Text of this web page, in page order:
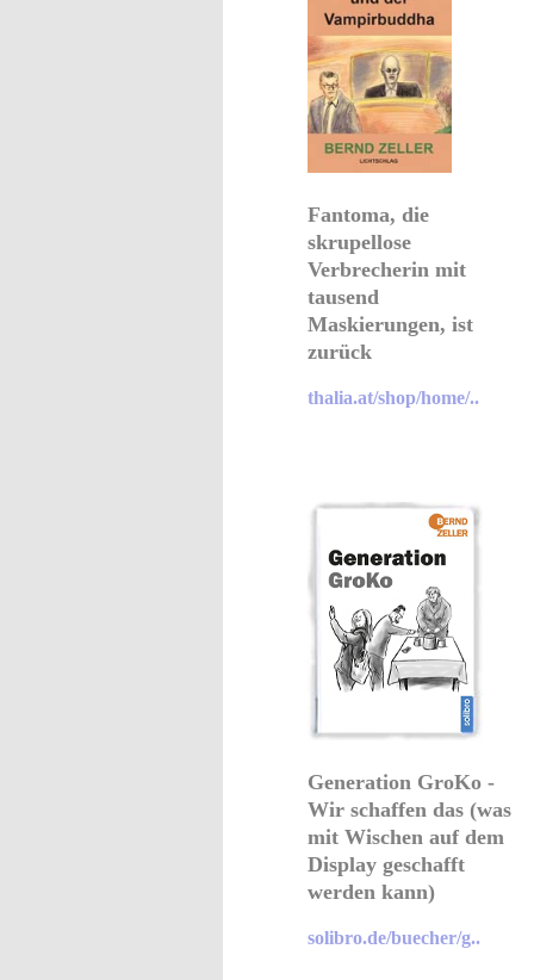
Fantoma, die
skrupellose
Verbrecherin mit
tausend
Maskierungen, ist
zurück
thalia.at/shop/home/..
Generation GroKo -
Wir schaffen das (was
mit Wischen auf dem
Display geschafft
werden kann)
solibro.de/buecher/g..